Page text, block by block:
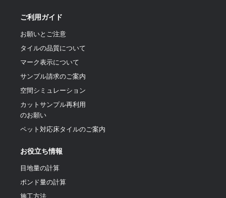
ご利用ガイド
お願いとご注意
タイルの品質について
マーク表示について
サンプル請求のご案内
空間シミュレーション
カットサンプル再利用
のお願い
ペット対応床タイルのご案内
お役立ち情報
目地量の計算
ポンド量の計算
施工方法